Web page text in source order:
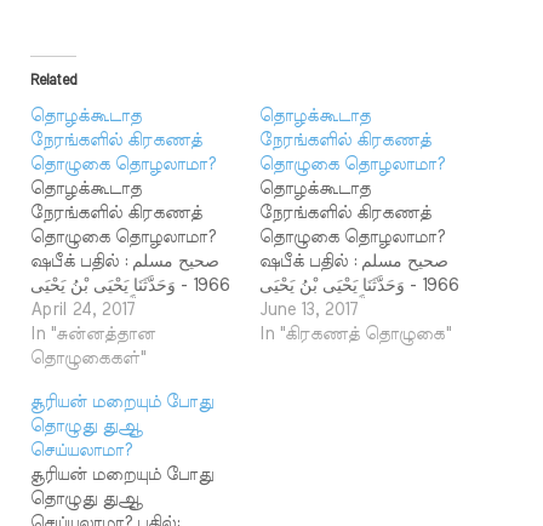
Related
தொழக்கூடாத
நேரங்களில் கிரகணத்
தொழுகை தொழலாமா?
தொழக்கூடாத
நேரங்களில் கிரகணத்
தொழுகை தொழலாமா?
ஷபீக் பதில் : صحيح مسلم
1966 - وَحَدَّثَنَا يَحْيَى بْنُ يَحْيَى
حَدَّثَنَا عَبْدُ اللَّهِ بْنُ وَهْبٍ عَنْ
مُوسَى بْنِ عُلَىٍّ عَنْ أَبِيهِ قَالَ
سَمِعْتُ عُقْبَةَ بْنَ عَامِرٍ الْجُهَنِىَّ
اللَّهِ -صلى الله عليه وسلم-
يَنْهَانَا أَنْ نُصَلِّىَ فِيهِنَّ أَوْ أَنْ
نَقْبُرَ…
April 24, 2017
In "சுன்னத்தான
தொழுகைகள்"
தொழக்கூடாத
நேரங்களில் கிரகணத்
தொழுகை தொழலாமா?
தொழக்கூடாத
நேரங்களில் கிரகணத்
தொழுகை தொழலாமா?
ஷபீக் பதில் : صحيح مسلم
1966 - وَحَدَّثَنَا يَحْيَى بْنُ يَحْيَى
حَدَّثَنَا عَبْدُ اللَّهِ بْنُ وَهْبٍ عَنْ
مُوسَى بْنِ عُلَىٍّ عَنْ أَبِيهِ قَالَ
June 13, 2017
In "கிரகணத் தொழுகை"
சூரியன் மறையும் போது
தொழுது துஆ
செய்யலாமா?
சூரியன் மறையும் போது
தொழுது துஆ